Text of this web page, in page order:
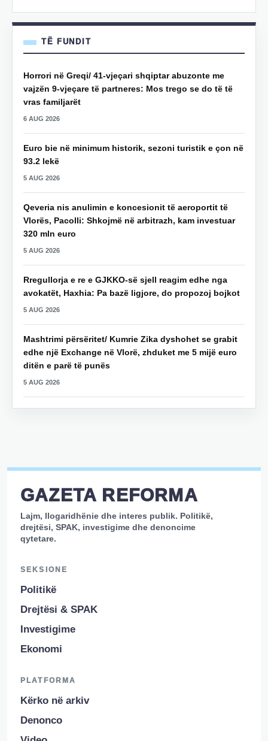
TË FUNDIT
Horrori në Greqi/ 41-vjeçari shqiptar abuzonte me
vajzën 9-vjeçare të partneres: Mos trego se do të të
vras familjarët
6 AUG 2026
Euro bie në minimum historik, sezoni turistik e çon në
93.2 lekë
5 AUG 2026
Qeveria nis anulimin e koncesionit të aeroportit të
Vlorës, Pacolli: Shkojmë në arbitrazh, kam investuar
320 mln euro
5 AUG 2026
Rregullorja e re e GJKKO-së sjell reagim edhe nga
avokatët, Haxhia: Pa bazë ligjore, do propozoj bojkot
5 AUG 2026
Mashtrimi përsëritet/ Kumrie Zika dyshohet se grabit
edhe një Exchange në Vlorë, zhduket me 5 mijë euro
ditën e parë të punës
5 AUG 2026
GAZETA REFORMA
Lajm, llogaridhënie dhe interes publik. Politikë,
drejtësi, SPAK, investigime dhe denoncime
qytetare.
SEKSIONE
Politikë
Drejtësi & SPAK
Investigime
Ekonomi
PLATFORMA
Kërko në arkiv
Denonco